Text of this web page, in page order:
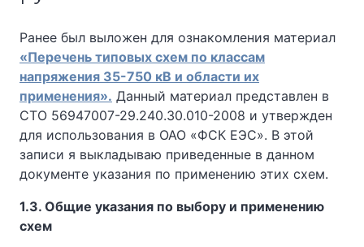
Ранее был выложен для ознакомления материал
«Перечень типовых схем по классам
напряжения 35-750 кВ и области их
применения». Данный материал представлен в
СТО 56947007-29.240.30.010-2008 и утвержден
для использования в ОАО «ФСК ЕЭС». В этой
записи я выкладываю приведенные в данном
документе указания по применению этих схем.
1.3. Общие указания по выбору и применению
схем